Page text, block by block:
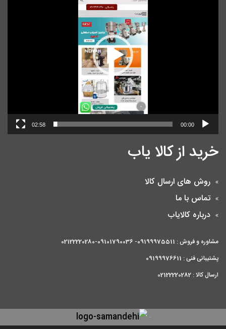
00:00
02:58
خرید از کالا یاب
روش های ارسال کالا
تماس با ما
درباره کالایاب
مشاوره و فروش : 09199975511- 09101790036-02122220280
پشتیبانی فنی : 09199976611
ارسال کالا : 02122220282